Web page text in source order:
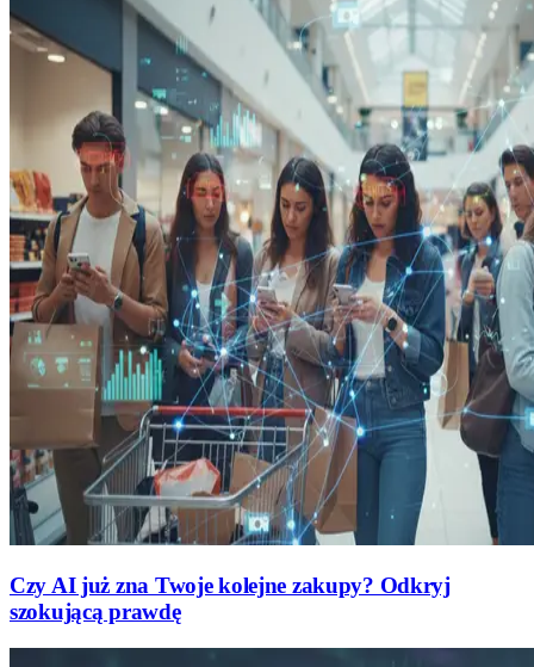
Czy AI już zna Twoje kolejne zakupy? Odkryj
szokującą prawdę